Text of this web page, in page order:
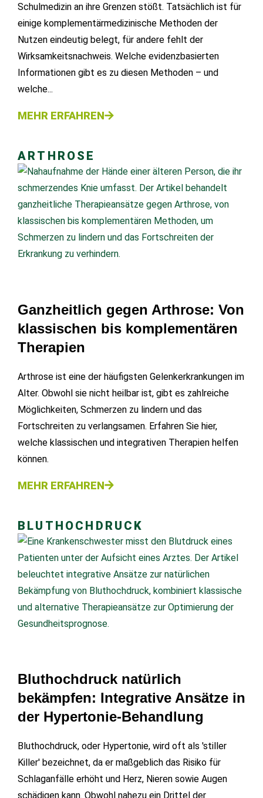
Schulmedizin an ihre Grenzen stößt. Tatsächlich ist für
einige komplementärmedizinische Methoden der
Nutzen eindeutig belegt, für andere fehlt der
Wirksamkeitsnachweis. Welche evidenzbasierten
Informationen gibt es zu diesen Methoden – und
welche...
MEHR ERFAHREN
ARTHROSE
Ganzheitlich gegen Arthrose: Von
klassischen bis komplementären
Therapien
Arthrose ist eine der häufigsten Gelenkerkrankungen im
Alter. Obwohl sie nicht heilbar ist, gibt es zahlreiche
Möglichkeiten, Schmerzen zu lindern und das
Fortschreiten zu verlangsamen. Erfahren Sie hier,
welche klassischen und integrativen Therapien helfen
können.
MEHR ERFAHREN
BLUTHOCHDRUCK
Bluthochdruck natürlich
bekämpfen: Integrative Ansätze in
der Hypertonie-Behandlung
Bluthochdruck, oder Hypertonie, wird oft als 'stiller
Killer' bezeichnet, da er maßgeblich das Risiko für
Schlaganfälle erhöht und Herz, Nieren sowie Augen
schädigen kann. Obwohl nahezu ein Drittel der